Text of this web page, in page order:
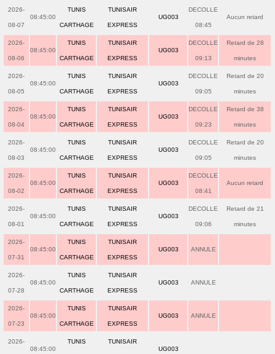
2026-
08-07
08:45:00
TUNIS
CARTHAGE
TUNISAIR
EXPRESS
UG003
DECOLLE
08:45
Aucun retard
2026-
08-06
08:45:00
TUNIS
CARTHAGE
TUNISAIR
EXPRESS
UG003
DECOLLE
09:13
Retard de 28
minutes
2026-
08-05
08:45:00
TUNIS
CARTHAGE
TUNISAIR
EXPRESS
UG003
DECOLLE
09:05
Retard de 20
minutes
2026-
08-04
08:45:00
TUNIS
CARTHAGE
TUNISAIR
EXPRESS
UG003
DECOLLE
09:23
Retard de 38
minutes
2026-
08-03
08:45:00
TUNIS
CARTHAGE
TUNISAIR
EXPRESS
UG003
DECOLLE
09:05
Retard de 20
minutes
2026-
08-02
08:45:00
TUNIS
CARTHAGE
TUNISAIR
EXPRESS
UG003
DECOLLE
08:41
Aucun retard
2026-
08-01
08:45:00
TUNIS
CARTHAGE
TUNISAIR
EXPRESS
UG003
DECOLLE
09:06
Retard de 21
minutes
2026-
07-31
08:45:00
TUNIS
CARTHAGE
TUNISAIR
EXPRESS
UG003 ANNULE
2026-
07-28
08:45:00
TUNIS
CARTHAGE
TUNISAIR
EXPRESS
UG003 ANNULE
2026-
07-23
08:45:00
TUNIS
CARTHAGE
TUNISAIR
EXPRESS
UG003 ANNULE
2026-
08:45:00
TUNIS TUNISAIR
UG003